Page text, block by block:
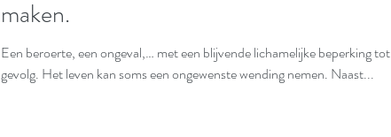
maken.
Een beroerte, een ongeval,… met een blijvende lichamelijke beperking tot
gevolg. Het leven kan soms een ongewenste wending nemen. Naast...